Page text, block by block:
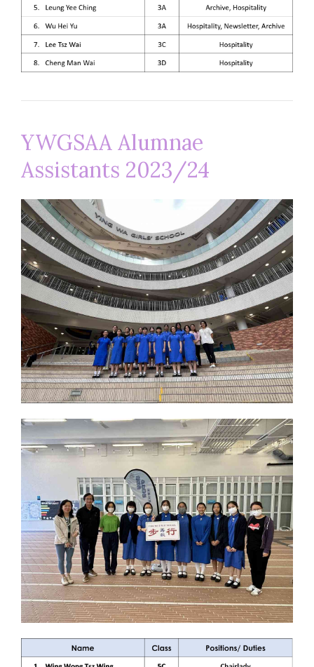
YWGSAA Alumnae
Assistants 2023/24